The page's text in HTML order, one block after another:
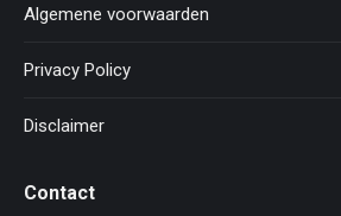
Algemene voorwaarden
Privacy Policy
Disclaimer
Contact